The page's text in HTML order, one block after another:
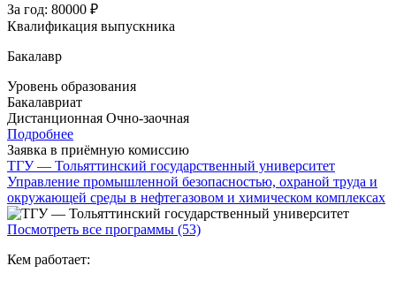
За год: 80000 ₽
Квалификация выпускника
Бакалавр
Уровень образования
Бакалавриат
Дистанционная Очно-заочная
Подробнее
Заявка в приёмную комиссию
ТГУ — Тольяттинский государственный университет
Управление промышленной безопасностью, охраной труда и
окружающей среды в нефтегазовом и химическом комплексах
Посмотреть все программы (53)
Кем работает: